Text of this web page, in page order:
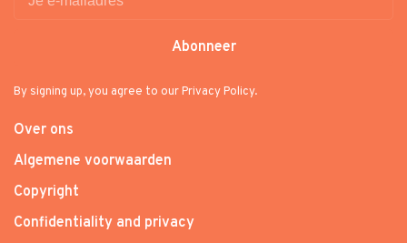
Abonneer
By signing up, you agree to our Privacy Policy.
Over ons
Algemene voorwaarden
Copyright
Confidentiality and privacy